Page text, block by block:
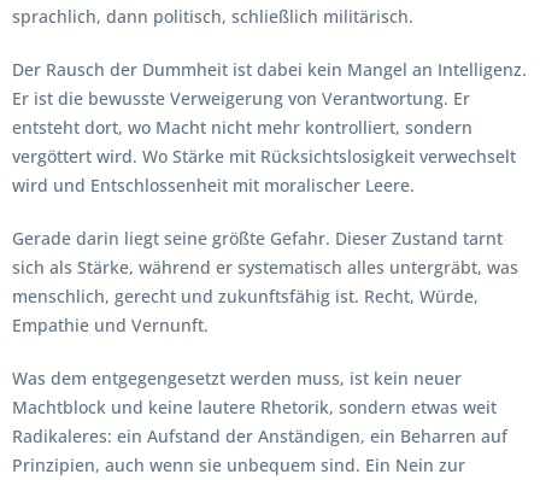
sprachlich, dann politisch, schließlich militärisch.
Der Rausch der Dummheit ist dabei kein Mangel an Intelligenz.
Er ist die bewusste Verweigerung von Verantwortung. Er
entsteht dort, wo Macht nicht mehr kontrolliert, sondern
vergöttert wird. Wo Stärke mit Rücksichtslosigkeit verwechselt
wird und Entschlossenheit mit moralischer Leere.
Gerade darin liegt seine größte Gefahr. Dieser Zustand tarnt
sich als Stärke, während er systematisch alles untergräbt, was
menschlich, gerecht und zukunftsfähig ist. Recht, Würde,
Empathie und Vernunft.
Was dem entgegengesetzt werden muss, ist kein neuer
Machtblock und keine lautere Rhetorik, sondern etwas weit
Radikaleres: ein Aufstand der Anständigen, ein Beharren auf
Prinzipien, auch wenn sie unbequem sind. Ein Nein zur